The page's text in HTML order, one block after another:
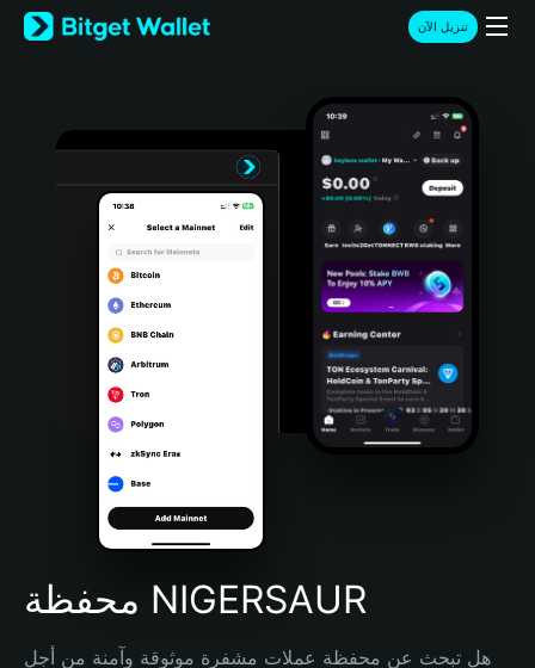
English
日本語
Türkçe
Português (Portugal)
Bahasa Indonesia
Português (Brasil)
Español (Argentina)
تنزيل الآن
محفظة NIGERSAUR
هل تبحث عن محفظة عملات مشفرة موثوقة وآمنة من أجل